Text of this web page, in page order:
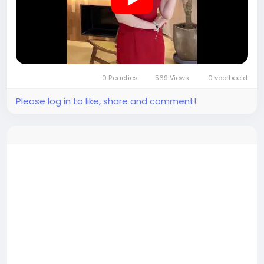
🎉 Вартість купона: $48.31
⚠️ Знижки можуть відрізнятися, будь ласка, дивіться сто
0 Reacties 569 Views 0 voorbeeld
Please log in to like, share and comment!